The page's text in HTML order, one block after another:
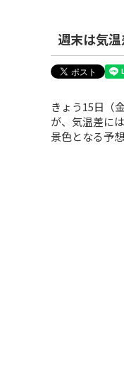
週末は気
きょう15日（
が、気温差に
景色となる予